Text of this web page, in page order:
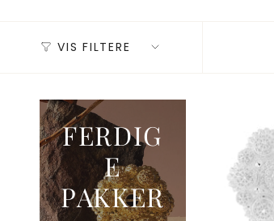
VIS FILTERE
FERDIG
E
PAKKER